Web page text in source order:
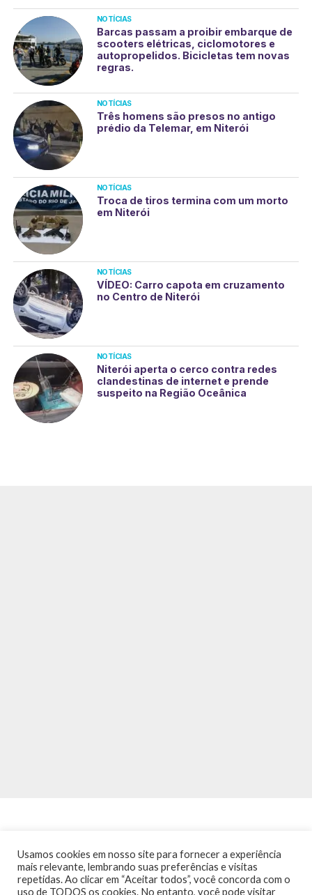
NOTÍCIAS
Barcas passam a proibir embarque de
scooters elétricas, ciclomotores e
autopropelidos. Bicicletas tem novas
regras.
NOTÍCIAS
Três homens são presos no antigo
prédio da Telemar, em Niterói
NOTÍCIAS
Troca de tiros termina com um morto
em Niterói
NOTÍCIAS
VÍDEO: Carro capota em cruzamento
no Centro de Niterói
NOTÍCIAS
Niterói aperta o cerco contra redes
clandestinas de internet e prende
suspeito na Região Oceânica
INÍCIO NOTÍCIAS AGENDA CONTATO TRÂNSITO NA PONTE
Usamos cookies em nosso site para fornecer a experiência
mais relevante, lembrando suas preferências e visitas
repetidas. Ao clicar em “Aceitar todos”, você concorda com o
uso de TODOS os cookies. No entanto, você pode visitar